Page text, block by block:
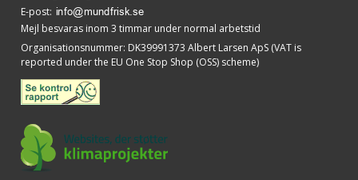
E-post:
Mejl besvaras inom 3 timmar under normal arbetstid
Organisationsnummer: DK39991373 Albert Larsen ApS (VAT is
reported under the EU One Stop Shop (OSS) scheme)